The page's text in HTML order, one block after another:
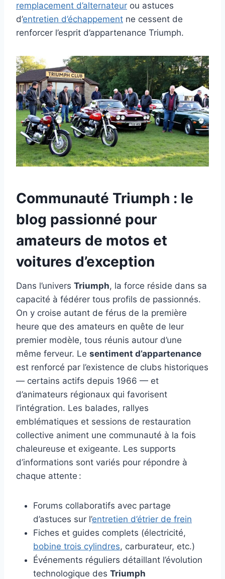
remplacement d’alternateur ou astuces
d’entretien d’échappement ne cessent de
renforcer l’esprit d’appartenance Triumph.
Communauté Triumph : le
blog passionné pour
amateurs de motos et
voitures d’exception
Dans l’univers Triumph, la force réside dans sa
capacité à fédérer tous profils de passionnés.
On y croise autant de férus de la première
heure que des amateurs en quête de leur
premier modèle, tous réunis autour d’une
même ferveur. Le sentiment d’appartenance
est renforcé par l’existence de clubs historiques
— certains actifs depuis 1966 — et
d’animateurs régionaux qui favorisent
l’intégration. Les balades, rallyes
emblématiques et sessions de restauration
collective animent une communauté à la fois
chaleureuse et exigeante. Les supports
d’informations sont variés pour répondre à
chaque attente :
Forums collaboratifs avec partage
d’astuces sur l’entretien d’étrier de frein
Fiches et guides complets (électricité,
bobine trois cylindres, carburateur, etc.)
Événements réguliers détaillant l’évolution
technologique des Triumph